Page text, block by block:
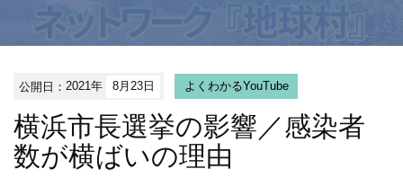
公開日：2021年 8月23日 よくわかるYouTube
横浜市長選挙の影響／感染者
数が横ばいの理由